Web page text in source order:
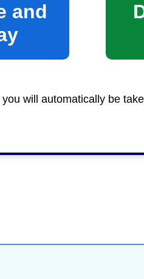
and
will automatically be
者が静岡市に登録又は届